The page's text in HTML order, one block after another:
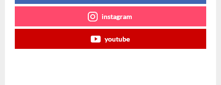
instagram
youtube